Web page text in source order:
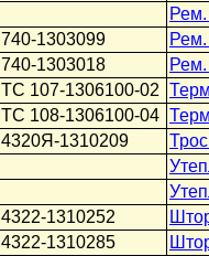
740-1303099 Рем.
740-1303018
ТС 107-1306100-02
ТС 108-1306100-04
4320Я-1310209
4322-1310252
4322-1310285